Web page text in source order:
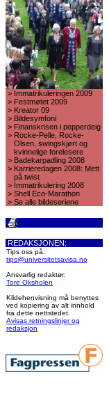
> Immatrikuleringen 2009
> Festmøtet 2009
> Kreator 09
> Bildesymfoni
> Finanskrisen i pepperdeig
> Rocke-Pelle, Rocke-
Olsen, swingskjørt og
kvinnelige forelesere
> Badekarpadling 2008
> Karrieredagen 2008: Mett
på twist
> Immatrikulering 2008
> Shell Eco-Marathon
> Se alle bildeseriene
REDAKSJONEN:
Tips oss på:
tips@universitetsavisa.no
Ansvarlig redaktør:
Tore Oksholen
Kildehenvisning må benyttes
ved kopiering av alt innhold
fra dette nettstedet.
Avisas retningslinjer og
redaksjon